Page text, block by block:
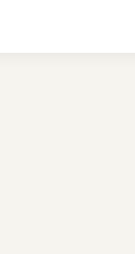
JUBILÄUMSSTAFFEL